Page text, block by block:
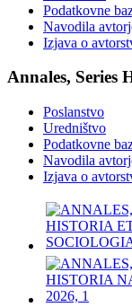
Podatkovne
Navodila
Izjava o
Annales, Series
Poslanstvo
Uredništvo
Podatkovne
Navodila
Izjava o